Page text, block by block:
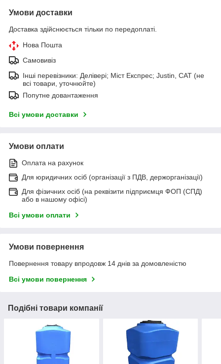
Умови доставки
Доставка здійснюється тільки по передоплаті.
Нова Пошта
Самовивіз
Інші перевізники: Делівері; Міст Експрес; Justin, САТ (не
всі товари, уточнюйте)
Попутне довантаження
Всі умови доставки
Умови оплати
Оплата на рахунок
Для юридичних осіб (організації з ПДВ, держорганізації)
Для фізичних осіб (на реквізити підприємця ФОП (СПД)
або в нашому офісі)
Всі умови оплати
Умови повернення
Повернення товару впродовж 14 днів за домовленістю
Всі умови повернення
Подібні товари компанії